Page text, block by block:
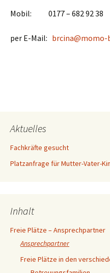
Mobil: 0177 – 682 92 38
per E-Mail:
Aktuelles
Fachkräfte gesucht
Platzanfrage für Mutter-Vater-
Inhalt
Freie Plätze – Ansprechpartner
Ansprechpartner
Freie Plätze in den